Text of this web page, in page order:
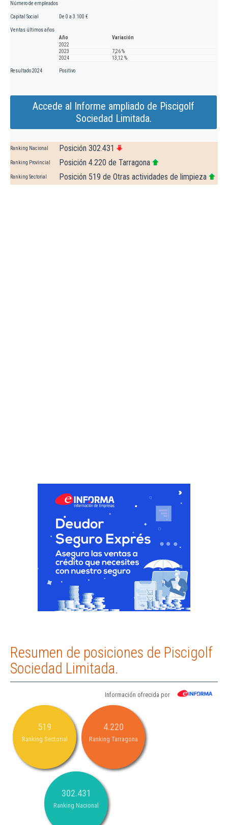
Número de empleados
Capital Social De 0 a 3.100 €
Ventas últimos años
Año
Variación
2022
2023
7,26 %
2024
13,12 %
Resultado 2024 Positivo
Accede al Informe ampliado de Piscigolf
Sociedad Limitada.
Ranking Nacional Posición 302.431
Ranking Provincial Posición 4.220 de Tarragona
Ranking Sectorial Posición 519 de Otras actividades de limpieza
Resumen de posiciones de Piscigolf
Sociedad Limitada.
Información ofrecida por
519
Ranking Sectorial
4.220
Ranking Tarragona
302.431
Ranking Nacional